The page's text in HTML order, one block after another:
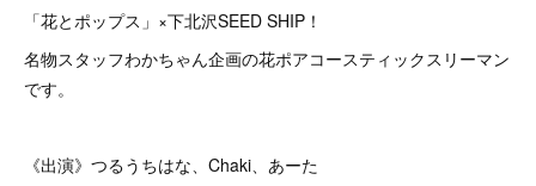
「花とポップス」×下北沢SEED SHIP！
名物スタッフわかちゃん企画の花ポアコースティックスリーマン
です。
《出演》つるうちはな、Chaki、あーた